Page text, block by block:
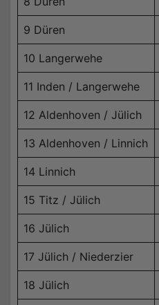
9 Düren
10 Langerwehe
11 Inden / Langerwehe
12 Aldenhoven / Jülich
13 Aldenhoven / Linnich
14 Linnich
15 Titz / Jülich
16 Jülich
17 Jülich / Niederzier
18 Jülich